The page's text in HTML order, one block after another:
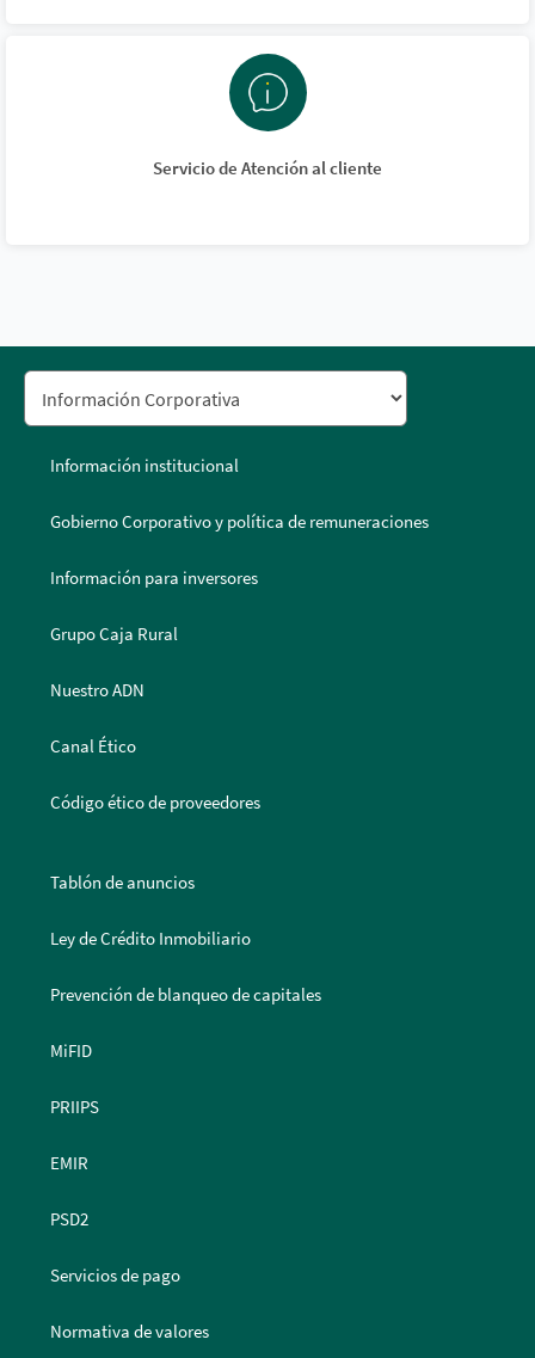
Servicio de Atención al cliente
Información institucional
Gobierno Corporativo y política de remuneraciones
Información para inversores
Grupo Caja Rural
Nuestro ADN
Canal Ético
Código ético de proveedores
Tablón de anuncios
Ley de Crédito Inmobiliario
Prevención de blanqueo de capitales
MiFID
PRIIPS
EMIR
PSD2
Servicios de pago
Normativa de valores